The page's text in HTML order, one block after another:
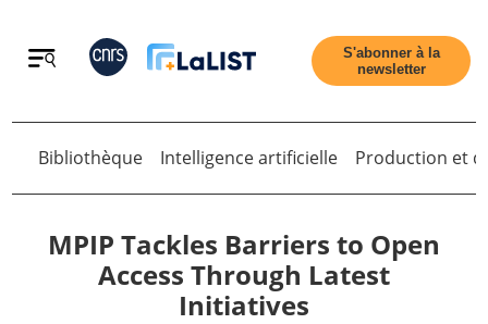
Retour
S'abonner à la
newsletter
Retour
Bibliothèque Intelligence artificielle Production et
MPIP Tackles Barriers to Open
Access Through Latest
Initiatives